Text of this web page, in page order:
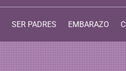
SER PADRES EMBARAZO